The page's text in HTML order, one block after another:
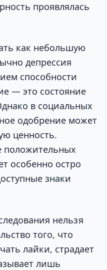
проявлялась
как небольшую
депрессия
способности
— это состояние
в социальных
одобрение может
ценность.
положительных
особенно остро
знаки
нельзя
того, что
лайки, страдает
лишь